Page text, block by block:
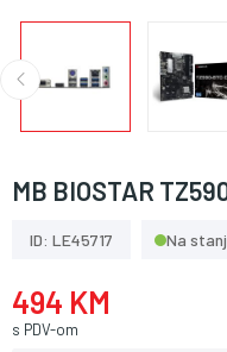
MB BIOSTAR
ID: LE45717 Na
494 KM
s PDV-om